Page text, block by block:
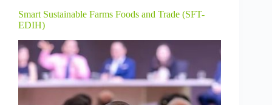
COMA
Smart Sustainable Farms Foods and Trade (SFT-
EDIH)